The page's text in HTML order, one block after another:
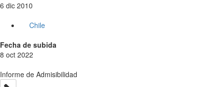
6 dic 2010
Chile
Fecha de subida
8 oct 2022
Informe de Admisibilidad